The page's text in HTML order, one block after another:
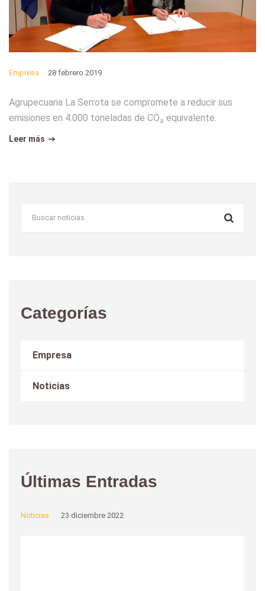
Empresa 28 febrero 2019
Agrupecuaria La Serrota se compromete a reducir sus
emisiones en 4.000 toneladas de CO₂ equivalente.
Leer más
Categorías
Empresa
Noticias
Últimas Entradas
Noticias 23 diciembre 2022